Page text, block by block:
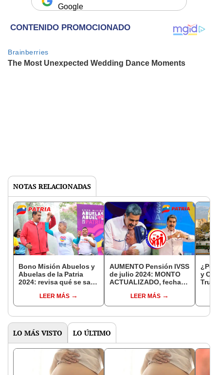
Google
NOTAS RELACIONADAS
Bono Misión Abuelos y
Abuelas de la Patria
2024: revisa qué se sabe
COBRANLEER MÁS
AUMENTO Pensión IVSS
de julio 2024: MONTO
ACTUALIZADO, fecha
beneficiarios
LEER MÁS
¿Por
y
LO MÁS VISTO LO ÚLTIMO